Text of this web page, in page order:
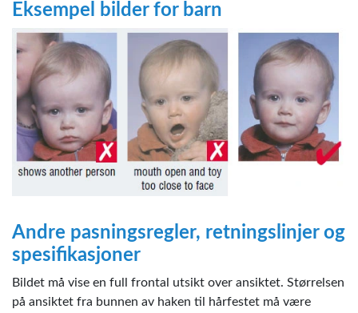
Eksempel bilder for barn
Andre pasningsregler, retningslinjer og
spesifikasjoner
Bildet må vise en full frontal utsikt over ansiktet. Størrelsen
på ansiktet fra bunnen av haken til hårfestet må være